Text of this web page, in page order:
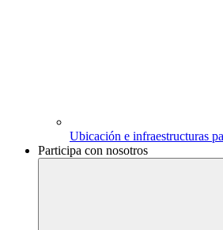
Ubicación e infraestructuras
Participa con nosotros